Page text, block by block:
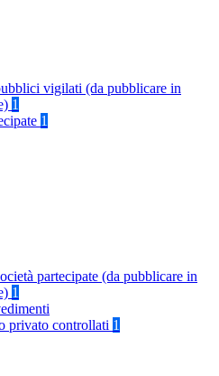
vigilati (da pubblicare in
1
1
partecipate (da pubblicare in
1
privato controllati 1